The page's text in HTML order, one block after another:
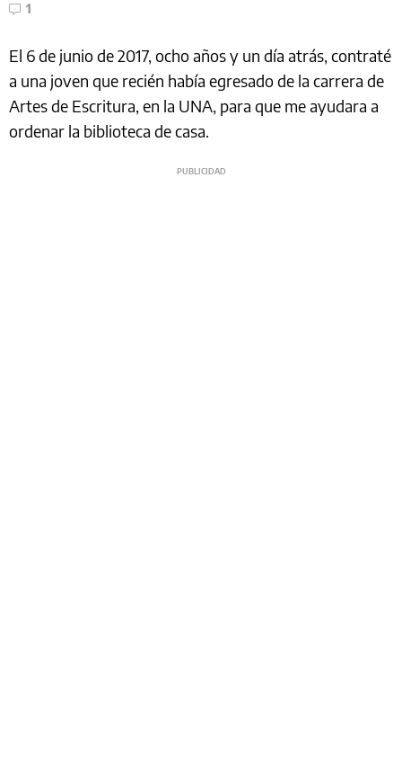
1
El 6 de junio de 2017, ocho años y un día atrás, contraté
a una joven que recién había egresado de la carrera de
Artes de Escritura, en la UNA, para que me ayudara a
ordenar la biblioteca de casa.